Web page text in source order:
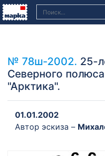
№ 78ш-2002. 25-
Северного
"Арктика".
01.01.2002
Автор эскиза –